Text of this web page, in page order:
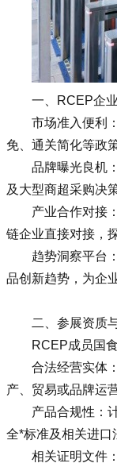
一、RCEP企
市场准入便利
免、通关简化等政
品牌曝光良机
及大型商超采购决
产业合作对接
链企业直接对接，
趋势洞察平台
品创新趋势，为企
二、参展资质
RCEP成员国
合法经营实体
产、贸易或品牌运
产品合规性：
全*标准及相关进口
相关证明文件：